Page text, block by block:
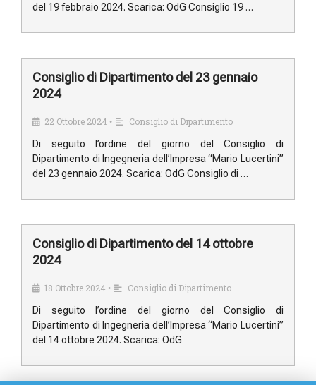
del 19 febbraio 2024. Scarica: OdG Consiglio 19 …
Consiglio di Dipartimento del 23 gennaio
2024
22 Ottobre 2024 •
Consiglio di Dipartimento
Di seguito l’ordine del giorno del Consiglio di
Dipartimento di Ingegneria dell’Impresa “Mario Lucertini”
del 23 gennaio 2024. Scarica: OdG Consiglio di …
Consiglio di Dipartimento del 14 ottobre
2024
18 Ottobre 2024 •
Consiglio di Dipartimento
Di seguito l’ordine del giorno del Consiglio di
Dipartimento di Ingegneria dell’Impresa “Mario Lucertini”
del 14 ottobre 2024. Scarica: OdG